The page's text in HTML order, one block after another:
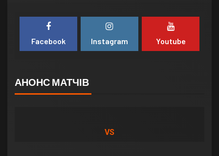
Facebook Instagram Youtube
АНОНС МАТЧІВ
VS